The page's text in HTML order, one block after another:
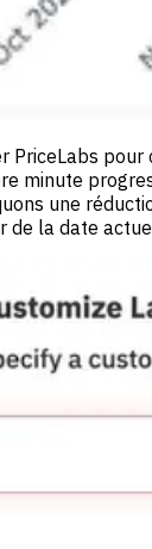
PriceLabs pour
minute
une
de la date